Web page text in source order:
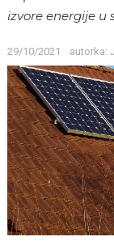
izvore energije u
29/10/2021 autorka: